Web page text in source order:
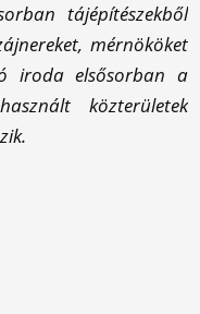
tájépítészekből
mérnököket
iroda elsősorban a
közterületek